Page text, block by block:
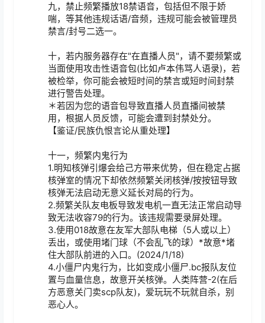
九，禁止频繁播放18禁语音，包括但不限于娇
喘，等其他违规话语/音频，违规可能会被管理员
禁言/封号二选一。
十，若内服务器存在"在直播人员"，请不要频繁或
当面使用攻击性语音包(比如卢本伟骂人语录)，若
被检举，你可能会被短时间的禁言或短时间封禁
进行警告处理。
＊若因为您的语音包导致直播人员直播间被禁
用，根据人员反馈，可能会遭到封禁处分。
【鉴证/民族仇恨言论从重处理】
十一，频繁内鬼行为
1.明知核弹引爆会给己方带来优势，但在稳定占据
核弹室的情况下却依然频繁关闭核弹/按按钮导致
核弹无法启动无意义延长对局的行为。
2.频繁关队友电板导致发电机一直无法正常启动导
致无法收容79的行为。该违规需要录屏处理。
3.使用018故意在友军大部队电梯（5人或以上）
丢出，或使用堵门球（不会乱飞的球）*故意*堵
住大部队前进的入口。(2024/1/18)
4.小僵尸内鬼行为，比如变成小僵尸.bc报队友位
置与血量信息，故意开关核弹。人类阵营-2(在后
方恶意关门卖scp队友)，爱玩玩不玩就自杀，别
恶心人。